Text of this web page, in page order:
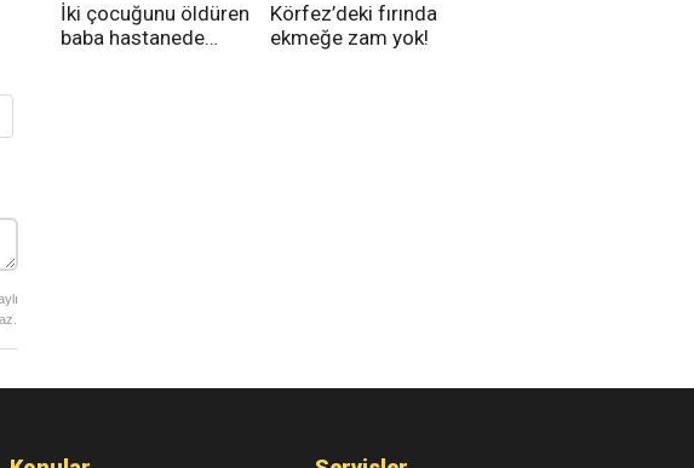
İki çocuğunu öldüren
baba hastanede
Körfez’deki fırında
ekmeğe zam yok!